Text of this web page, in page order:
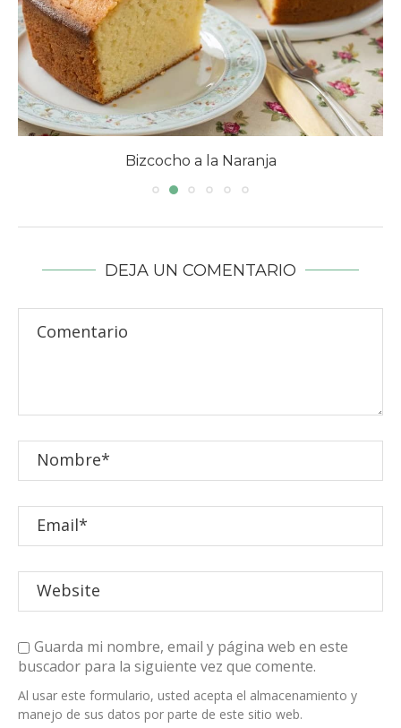
Azucarillos de colores
DEJA UN COMENTARIO
Guarda mi nombre, email y página web en este
buscador para la siguiente vez que comente.
Al usar este formulario, usted acepta el almacenamiento y
manejo de sus datos por parte de este sitio web.